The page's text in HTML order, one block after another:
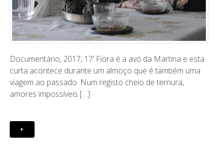
Documentário, 2017, 17’ Fiora é a avó da Martina e esta
curta acontece durante um almoço que é também uma
viagem ao passado. Num registo cheio de ternura,
amores impossíveis […]
+